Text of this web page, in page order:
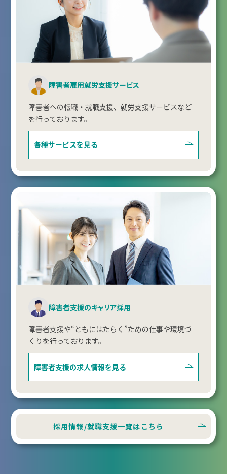
障害者雇用就労支援サービス
障害者への転職・就職支援、就労支援サービスなど
を行っております。
各種サービスを見る
障害者支援のキャリア採用
障害者支援や“ともにはたらく”ための仕事や環境づ
くりを行っております。
障害者支援の求人情報を見る
採用情報/就職支援一覧はこちら